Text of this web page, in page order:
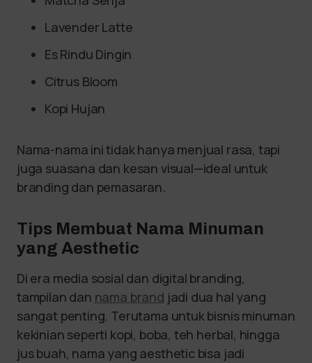
Lavender Latte
Es Rindu Dingin
Citrus Bloom
Kopi Hujan
Nama-nama ini tidak hanya menjual rasa, tapi
juga suasana dan kesan visual—ideal untuk
branding dan pemasaran.
Tips Membuat Nama Minuman
yang Aesthetic
Di era media sosial dan digital branding,
tampilan dan nama brand jadi dua hal yang
sangat penting. Terutama untuk bisnis minuman
kekinian seperti kopi, boba, teh herbal, hingga
jus buah, nama yang aesthetic bisa jadi